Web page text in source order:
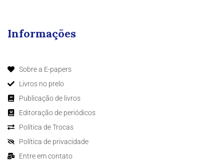
Informações
Sobre a E-papers
Livros no prelo
Publicação de livros
Editoração de periódicos
Política de Trocas
Política de privacidade
Entre em contato